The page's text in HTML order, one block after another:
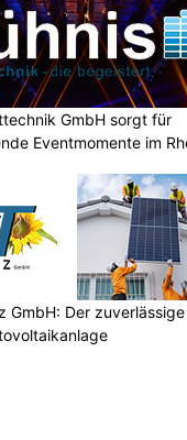
GmbH sorgt für
Eventmomente im
GmbH: Der zuverlässige